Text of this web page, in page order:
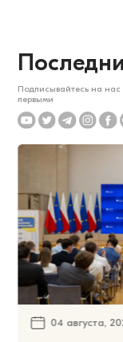
Подписывайтесь на нас
первыми
04 августа,